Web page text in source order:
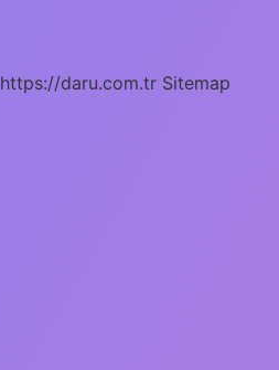
https://daru.com.tr Sitemap